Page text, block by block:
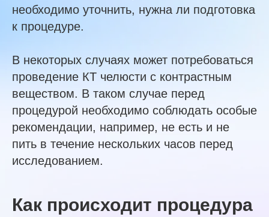
необходимо уточнить, нужна ли подготовка
к процедуре.
В некоторых случаях может потребоваться
проведение КТ челюсти с контрастным
веществом. В таком случае перед
процедурой необходимо соблюдать особые
рекомендации, например, не есть и не
пить в течение нескольких часов перед
исследованием.
Как происходит процедура